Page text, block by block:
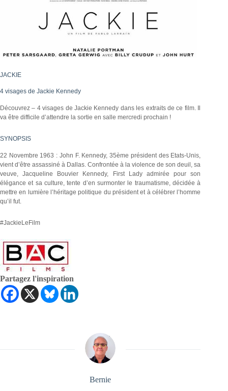
JACKIE
4 visages de Jackie Kennedy
Découvrez – 4 visages de Jackie Kennedy dans les extraits de ce film. Il
va être difficile d’attendre la sortie en salle mercredi prochain !
SYNOPSIS
22 Novembre 1963 : John F. Kennedy, 35ème président des Etats-Unis,
vient d’être assassiné à Dallas. Confrontée à la violence de son deuil, sa
veuve, Jacqueline Bouvier Kennedy, First Lady admirée pour son
élégance et sa culture, tente d’en surmonter le traumatisme, décidée à
mettre en lumière l’héritage politique du président et à célébrer l’homme
qu’il fut.
#JackieLeFilm
Partagez l'inspiration
Bernie